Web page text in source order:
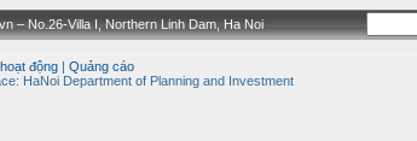
– No.26-Villa I, Northern Linh Dam, Ha Noi
động Quảng cáo
HaNoi Department of Planning and Investment